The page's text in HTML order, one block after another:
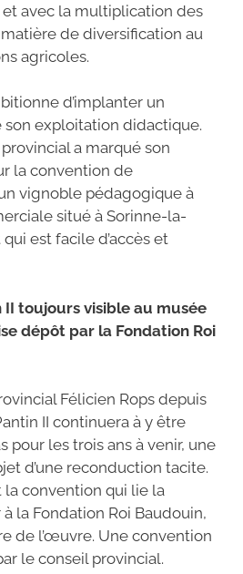
avec la multiplication des
de diversification au
agricoles.
d’implanter un
exploitation didactique.
provincial a marqué son
la convention de
vignoble pédagogique à
situé à Sorinne-la-
est facile d’accès et
II toujours visible au musée
dépôt par la Fondation Roi
Félicien Rops depuis
II continuera à y être
pour les trois ans à venir, une
d’une reconduction tacite.
la convention qui lie la
la Fondation Roi Baudouin,
de l’œuvre. Une convention
le conseil provincial.